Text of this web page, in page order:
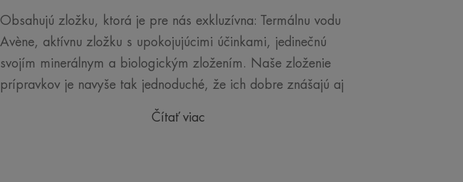
Obsahujú zložku, ktorá je pre nás exkluzívna: Termálnu vodu
Avène, aktívnu zložku s upokojujúcimi účinkami, jedinečnú
svojím minerálnym a biologickým zložením. Naše zloženie
prípravkov je navyše tak jednoduché, že ich dobre znášajú aj
Čítať viac